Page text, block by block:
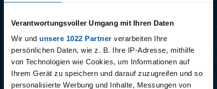
Verantwortungsvoller Umgang mit Ihren Daten
Wir und unsere 1022 Partner verarbeiten Ihre
persönlichen Daten, wie z. B. Ihre IP-Adresse, mithilfe
von Technologien wie Cookies, um Informationen auf
Ihrem Gerät zu speichern und darauf zuzugreifen und so
personalisierte Werbung und Inhalte, Messungen von
15.12.2025
15 - STAFF-TALK
11.12.2025
14 - STÜBI